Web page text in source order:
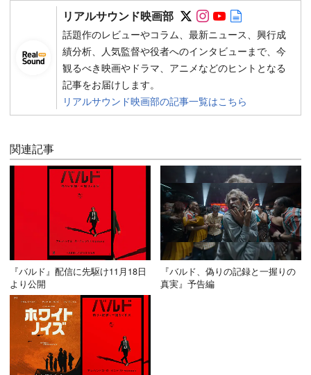
リアルサウンド映画部 Follow on SNS
Follow on SNS
Follow on
話題作のレビューやコラム、最新ニュース、興行成
績分析、人気監督や役者へのインタビューまで、今
観るべき映画やドラマ、アニメなどのヒントとなる
記事をお届けします。
リアルサウンド映画部の記事一覧はこちら
関連記事
『バルド』配信に先駆け11月18日
より公開
『バルド、偽りの記録と一握りの
真実』予告編